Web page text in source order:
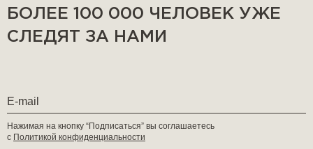
БОЛЕЕ 100 000 ЧЕЛОВЕК УЖЕ
СЛЕДЯТ ЗА НАМИ
Нажимая на кнопку “Подписаться” вы соглашаетесь
с Политикой конфиденциальности